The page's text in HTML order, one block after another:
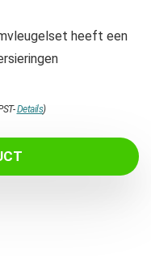
heeft een
Details)